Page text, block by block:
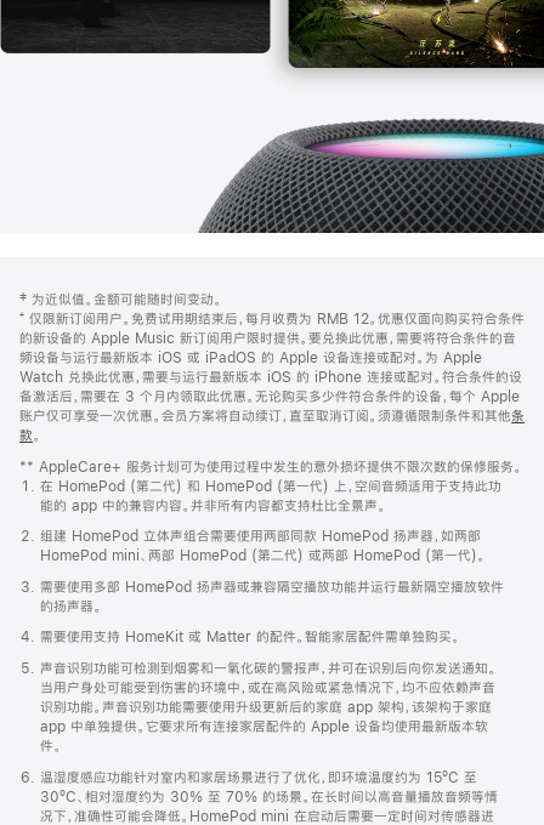
页
页
脚
注
‡ 为近似值。金额可能随时间变动。
⁺ 仅限新订阅用户。免费试用期结束后，每月收费为 RMB 12。优惠仅面向购买符合条件
的新设备的 Apple Music 新订阅用户限时提供。要兑换此优惠，需要将符合条件的音
频设备与运行最新版本 iOS 或 iPadOS 的 Apple 设备连接或配对。为 Apple
Watch 兑换此优惠，需要与运行最新版本 iOS 的 iPhone 连接或配对。符合条件的设
备激活后，需要在 3 个月内领取此优惠。无论购买多少件符合条件的设备，每个 Apple
账户仅可享受一次优惠。会员方案将自动续订，直至取消订阅。须遵循限制条件和其他条
款。
窗
口
中
打
开)
** AppleCare+ 服务计划可为使用过程中发生的意外损坏提供不限次数的保修服务。
在 HomePod (第二代) 和 HomePod (第一代) 上，空间音频适用于支持此功
能的 app 中的兼容内容。并非所有内容都支持杜比全景声。
组建 HomePod 立体声组合需要使用两部同款 HomePod 扬声器，如两部
HomePod mini、两部 HomePod (第二代) 或两部 HomePod (第一代)。
需要使用多部 HomePod 扬声器或兼容隔空播放功能并运行最新隔空播放软件
的扬声器。
需要使用支持 HomeKit 或 Matter 的配件。智能家居配件需单独购买。
声音识别功能可检测到烟雾和一氧化碳的警报声，并可在识别后向你发送通知。
当用户身处可能受到伤害的环境中，或在高风险或紧急情况下，均不应依赖声音
识别功能。声音识别功能需要使用升级更新后的家庭 app 架构，该架构于家庭
app 中单独提供。它要求所有连接家居配件的 Apple 设备均使用最新版本软
件。
温湿度感应功能针对室内和家居场景进行了优化，即环境温度约为 15ºC 至
30ºC、相对湿度约为 30% 至 70% 的场景。在长时间以高音量播放音频等情
况下，准确性可能会降低。HomePod mini 在启动后需要一定时间对传感器进